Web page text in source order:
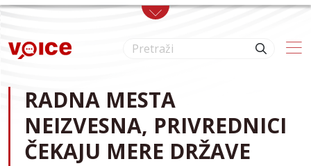
Skip to main content
RADNA MESTA
NEIZVESNA, PRIVREDNICI
ČEKAJU MERE DRŽAVE